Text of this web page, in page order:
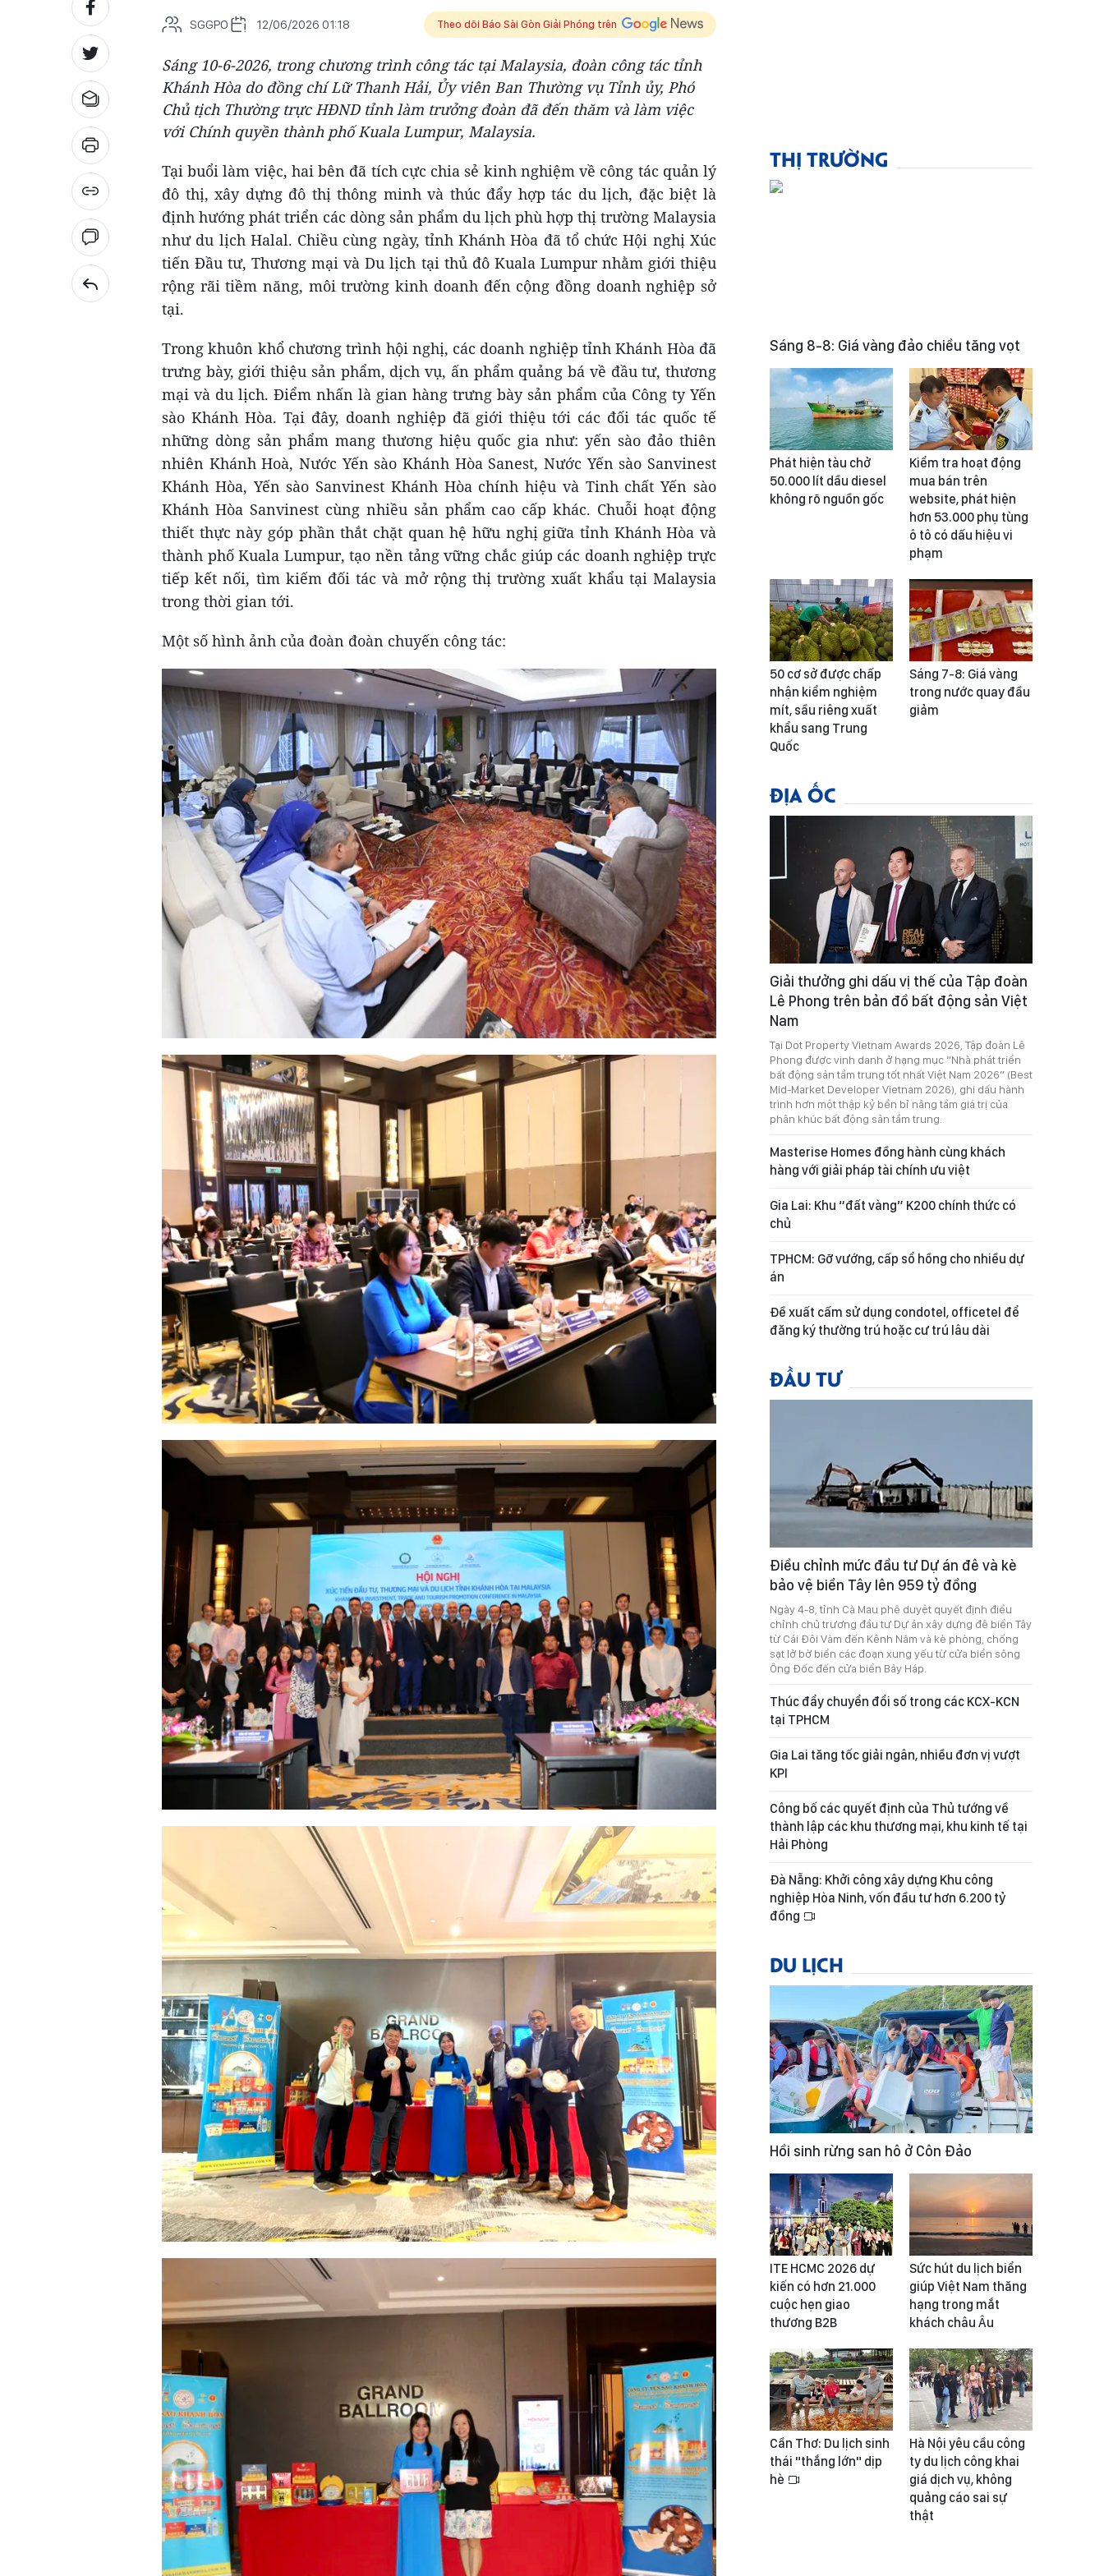
SGGPO 12/06/2026 01:18 Theo dõi Báo Sài Gòn Giải Phóng trên
Sáng 10-6-2026, trong chương trình công tác tại Malaysia, đoàn công tác tỉnh
Khánh Hòa do đồng chí Lữ Thanh Hải, Ủy viên Ban Thường vụ Tỉnh ủy, Phó
Chủ tịch Thường trực HĐND tỉnh làm trưởng đoàn đã đến thăm và làm việc
với Chính quyền thành phố Kuala Lumpur, Malaysia.
Tại buổi làm việc, hai bên đã tích cực chia sẻ kinh nghiệm về công tác quản lý
đô thị, xây dựng đô thị thông minh và thúc đẩy hợp tác du lịch, đặc biệt là
định hướng phát triển các dòng sản phẩm du lịch phù hợp thị trường Malaysia
như du lịch Halal. Chiều cùng ngày, tỉnh Khánh Hòa đã tổ chức Hội nghị Xúc
tiến Đầu tư, Thương mại và Du lịch tại thủ đô Kuala Lumpur nhằm giới thiệu
rộng rãi tiềm năng, môi trường kinh doanh đến cộng đồng doanh nghiệp sở
tại.
Trong khuôn khổ chương trình hội nghị, các doanh nghiệp tỉnh Khánh Hòa đã
trưng bày, giới thiệu sản phẩm, dịch vụ, ấn phẩm quảng bá về đầu tư, thương
mại và du lịch. Điểm nhấn là gian hàng trưng bày sản phẩm của Công ty Yến
sào Khánh Hòa. Tại đây, doanh nghiệp đã giới thiệu tới các đối tác quốc tế
những dòng sản phẩm mang thương hiệu quốc gia như: yến sào đảo thiên
nhiên Khánh Hoà, Nước Yến sào Khánh Hòa Sanest, Nước Yến sào Sanvinest
Khánh Hòa, Yến sào Sanvinest Khánh Hòa chính hiệu và Tinh chất Yến sào
Khánh Hòa Sanvinest cùng nhiều sản phẩm cao cấp khác. Chuỗi hoạt động
thiết thực này góp phần thắt chặt quan hệ hữu nghị giữa tỉnh Khánh Hòa và
thành phố Kuala Lumpur, tạo nền tảng vững chắc giúp các doanh nghiệp trực
tiếp kết nối, tìm kiếm đối tác và mở rộng thị trường xuất khẩu tại Malaysia
trong thời gian tới.
Một số hình ảnh của đoàn đoàn chuyến công tác:
THỊ TRƯỜNG
Sáng 8-8: Giá vàng đảo chiều tăng vọt
Phát hiện tàu chở
50.000 lít dầu diesel
không rõ nguồn gốc
Kiểm tra hoạt động
mua bán trên
website, phát hiện
hơn 53.000 phụ tùng
ô tô có dấu hiệu vi
phạm
50 cơ sở được chấp
nhận kiểm nghiệm
mít, sầu riêng xuất
khẩu sang Trung
Quốc
Sáng 7-8: Giá vàng
trong nước quay đầu
giảm
ĐỊA ỐC
Giải thưởng ghi dấu vị thế của Tập đoàn
Lê Phong trên bản đồ bất động sản Việt
Nam
Tại Dot Property Vietnam Awards 2026, Tập đoàn Lê
Phong được vinh danh ở hạng mục “Nhà phát triển
bất động sản tầm trung tốt nhất Việt Nam 2026” (Best
Mid-Market Developer Vietnam 2026), ghi dấu hành
trình hơn một thập kỷ bền bỉ nâng tầm giá trị của
phân khúc bất động sản tầm trung.
Masterise Homes đồng hành cùng khách
hàng với giải pháp tài chính ưu việt
Gia Lai: Khu “đất vàng” K200 chính thức có
chủ
TPHCM: Gỡ vướng, cấp sổ hồng cho nhiều dự
án
Đề xuất cấm sử dụng condotel, officetel để
đăng ký thường trú hoặc cư trú lâu dài
ĐẦU TƯ
Điều chỉnh mức đầu tư Dự án đê và kè
bảo vệ biển Tây lên 959 tỷ đồng
Ngày 4-8, tỉnh Cà Mau phê duyệt quyết định điều
chỉnh chủ trương đầu tư Dự án xây dựng đê biển Tây
từ Cái Đôi Vàm đến Kênh Năm và kè phòng, chống
sạt lở bờ biển các đoạn xung yếu từ cửa biển sông
Ông Đốc đến cửa biển Bảy Háp.
Thúc đẩy chuyển đổi số trong các KCX-KCN
tại TPHCM
Gia Lai tăng tốc giải ngân, nhiều đơn vị vượt
KPI
Công bố các quyết định của Thủ tướng về
thành lập các khu thương mại, khu kinh tế tại
Hải Phòng
Đà Nẵng: Khởi công xây dựng Khu công
nghiệp Hòa Ninh, vốn đầu tư hơn 6.200 tỷ
đồng
DU LỊCH
Hồi sinh rừng san hô ở Côn Đảo
ITE HCMC 2026 dự
kiến có hơn 21.000
cuộc hẹn giao
thương B2B
Sức hút du lịch biển
giúp Việt Nam thăng
hạng trong mắt
khách châu Âu
Cần Thơ: Du lịch sinh
thái "thắng lớn" dịp
hè
Hà Nội yêu cầu công
ty du lịch công khai
giá dịch vụ, không
quảng cáo sai sự
thật